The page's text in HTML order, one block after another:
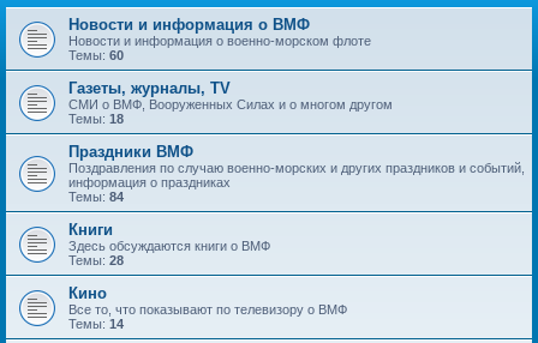
Новости и информация о ВМФ
Новости и информация о военно-морском флоте
Темы: 60
Газеты, журналы, TV
СМИ о ВМФ, Вооруженных Силах и о многом другом
Темы: 18
Праздники ВМФ
Поздравления по случаю военно-морских и других праздников и событий,
информация о праздниках
Темы: 84
Книги
Здесь обсуждаются книги о ВМФ
Темы: 28
Кино
Все то, что показывают по телевизору о ВМФ
Темы: 14